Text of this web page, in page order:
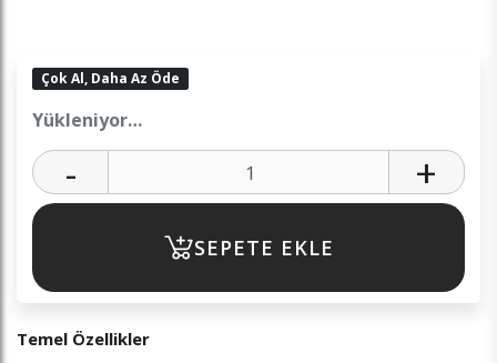
Çok Al, Daha Az Öde
Yükleniyor…
- +
SEPETE EKLE
Temel Özellikler